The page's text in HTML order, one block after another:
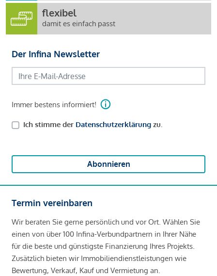
flexibel
damit es einfach passt
Der Infina Newsletter
Immer bestens informiert!
Ich stimme der Datenschutzerklärung zu.
Abonnieren
Termin vereinbaren
Wir beraten Sie gerne persönlich und vor Ort. Wählen Sie
einen von über 100 Infina-Verbundpartnern in Ihrer Nähe
für die beste und günstigste Finanzierung Ihres Projekts.
Zusätzlich bieten wir Immobiliendienstleistungen wie
Bewertung, Verkauf, Kauf und Vermietung an.